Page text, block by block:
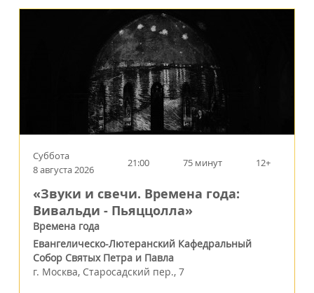
Суббота
8 августа 2026
21:00 75 минут 12+
«Звуки и свечи. Времена года:
Вивальди - Пьяццолла»
Времена года
Евангелическо-Лютеранский Кафедральный
Собор Святых Петра и Павла
г. Москва, Старосадский пер., 7